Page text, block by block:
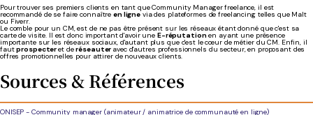
Pour trouver ses premiers clients en tant que Community Manager freelance, il est
recommandé de se faire connaîtreen lignevia des plateformes de freelancing telles que Malt
ou Fiverr.
Le comble pour un CM, est de ne pas être présent sur les réseaux étant donné que c'est sa
carte de visite. Il est donc important d'avoir une E-réputationen ayant une présence
importante sur les réseaux sociaux, d'autant plus que c'est le cœur de métier du CM. Enfin, il
fautprospecteret deréseauter avec d'autres professionnels du secteur, en proposant des
offres promotionnelles pour attirer de nouveaux clients.
Sources & Références
ONISEP - Community manager (animateur / animatrice de communauté en ligne)